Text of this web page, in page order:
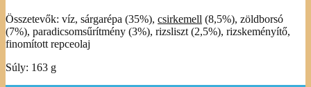
Összetevők: víz, sárgarépa (35%), csirkemell (8,5%), zöldborsó
(7%), paradicsomsűrítmény (3%), rizsliszt (2,5%), rizskeményítő,
finomított repceolaj
Súly: 163 g